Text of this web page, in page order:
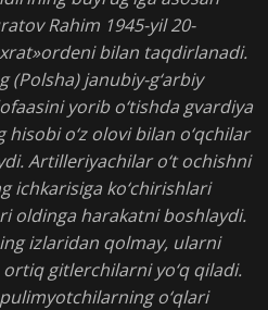
Rahim 1945-yil 20-
bilan taqdirlanadi.
(Polsha) janubiy-g‘arbiy
yorib o‘tishda gvardiya
o‘z olovi bilan o‘qchilar
Artilleriyachilar o‘t ochishni
ichkarisiga ko‘chirishlari
oldinga harakatni boshlaydi.
izlaridan qolmay, ularni
gitlerchilarni yo‘q qiladi.
o‘qlari